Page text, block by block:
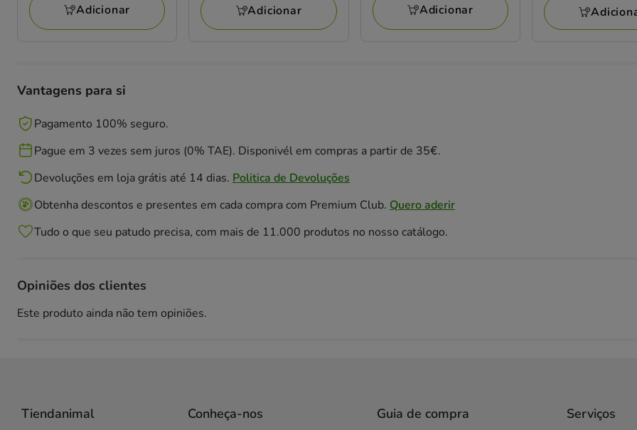
Adicionar
avaliaçõesAdicionar Adicionar
avaliações
a
36.99€
Vantagens para si
Pagamento 100% seguro.
Pague em 3 vezes sem juros (0% TAE). Disponivél em compras a partir de 35€.
Devoluções em loja grátis até 14 dias. Politica de Devoluções
Obtenha descontos e presentes em cada compra com Premium Club. Quero aderir
Tudo o que seu patudo precisa, com mais de 11.000 produtos no nosso catálogo.
Opiniões dos clientes
Este produto ainda não tem opiniões.
Tiendanimal Conheça-nos Guia de compra Serviços